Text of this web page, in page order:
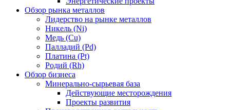
Обзор рынка металлов
Лидерство на рынке металлов
Никель (Ni)
Медь (Cu)
Палладий (Pd)
Платина (Pt)
Родий (Rh)
Обзор бизнеса
Минерально-сырьевая база
Действующие месторождения
Проекты развития